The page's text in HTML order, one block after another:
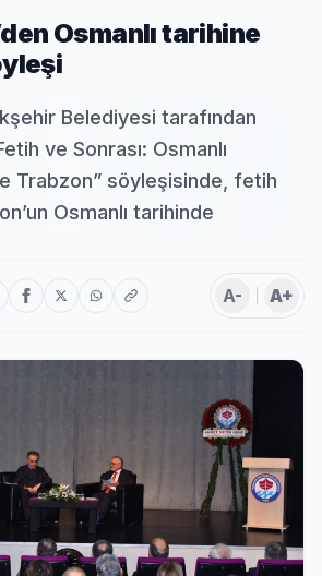
Osmanlı tarihine
Belediyesi tarafından
ve Sonrası: Osmanlı
Trabzon” söyleşisinde, fetih
Osmanlı tarihinde
A- A+